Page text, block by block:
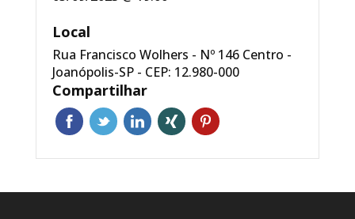
Local
Rua Francisco Wolhers - Nº 146 Centro -
Joanópolis-SP - CEP: 12.980-000
Compartilhar